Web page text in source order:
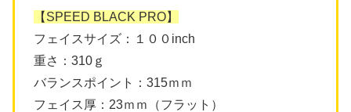
【SPEED BLACK PRO】
フェイスサイズ：１００inch
重さ：310ｇ
バランスポイント：315ｍｍ
フェイス厚：23ｍｍ（フラット）